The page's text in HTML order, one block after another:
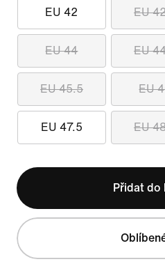
EU 42 EU
EU 44 EU
EU 45.5 EU
EU 47.5 EU
Přidat do